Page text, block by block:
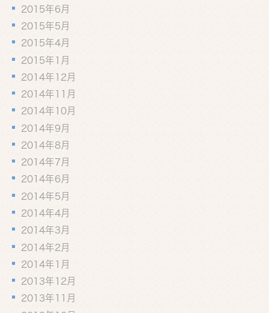
2015年6月
2015年5月
2015年4月
2015年1月
2014年12月
2014年11月
2014年10月
2014年9月
2014年8月
2014年7月
2014年6月
2014年5月
2014年4月
2014年3月
2014年2月
2014年1月
2013年12月
2013年11月